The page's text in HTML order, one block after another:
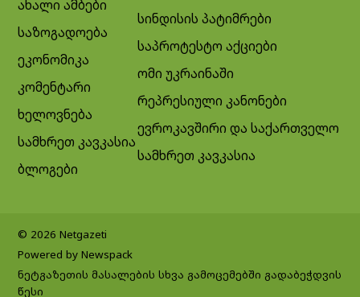
ახალი ამბები
საზოგადოება
ეკონომიკა
კომენტარი
ხელოვნება
სამხრეთ კავკასია
ბლოგები
სინდისის პატიმრები
საპროტესტო აქციები
ომი უკრაინაში
რეპრესიული კანონები
ევროკავშირი და საქართველო
სამხრეთ კავკასია
© 2026 Netgazeti
Powered by Newspack
ნეტგაზეთის მასალების სხვა გამოცემებში გადაბეჭდვის
წესი